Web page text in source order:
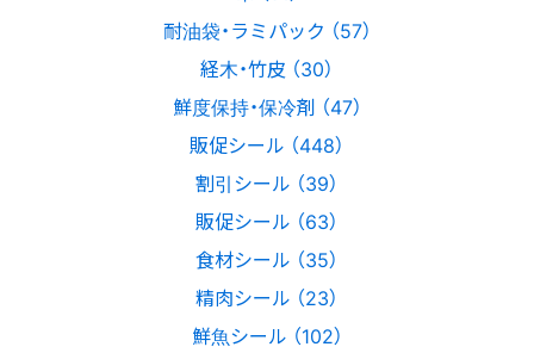
耐油袋・ラミパック （57）
経木・竹皮 （30）
鮮度保持・保冷剤 （47）
販促シール （448）
割引シール （39）
販促シール （63）
食材シール （35）
精肉シール （23）
鮮魚シール （102）